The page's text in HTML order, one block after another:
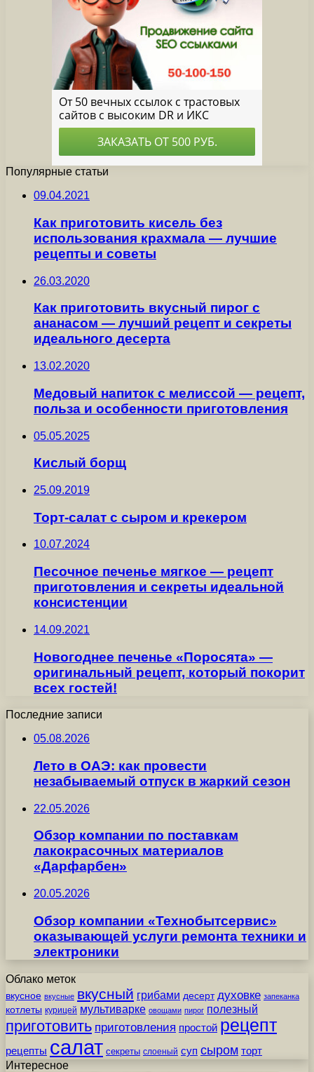
Популярные статьи
09.04.2021
Как приготовить кисель без
использования крахмала — лучшие
рецепты и советы
26.03.2020
Как приготовить вкусный пирог с
ананасом — лучший рецепт и секреты
идеального десерта
13.02.2020
Медовый напиток с мелиссой — рецепт,
польза и особенности приготовления
05.05.2025
Кислый борщ
25.09.2019
Торт-салат с сыром и крекером
10.07.2024
Песочное печенье мягкое — рецепт
приготовления и секреты идеальной
консистенции
14.09.2021
Новогоднее печенье «Поросята» —
оригинальный рецепт, который покорит
всех гостей!
Последние записи
05.08.2026
Лето в ОАЭ: как провести
незабываемый отпуск в жаркий сезон
22.05.2026
Обзор компании по поставкам
лакокрасочных материалов
«Дарфарбен»
20.05.2026
Обзор компании «Технобытсервис»
оказывающей услуги ремонта техники и
электроники
Облако меток
вкусное вкусные вкусный грибами десерт духовке запеканка
котлеты курицей мультиварке овощами пирог полезный
приготовить приготовления простой рецепт
рецепты салат секреты слоеный суп сыром торт
Интересное